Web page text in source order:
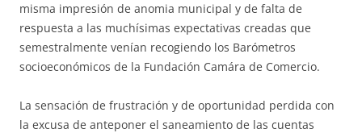
misma impresión de anomia municipal y de falta de
respuesta a las muchísimas expectativas creadas que
semestralmente venían recogiendo los Barómetros
socioeconómicos de la Fundación Camára de Comercio.
La sensación de frustración y de oportunidad perdida con
la excusa de anteponer el saneamiento de las cuentas